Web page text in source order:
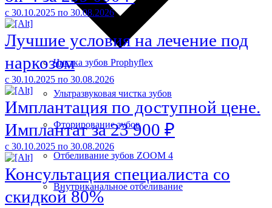
Чистка зубов Prophyflex
Ультразвуковая чистка зубов
Фторирование зубов
Отбеливание зубов ZOOM 4
Внутриканальное отбеливание
с 30.10.2025 по 30.08.2026
Лучшие условия на лечение под
наркозом
с 30.10.2025 по 30.08.2026
Имплантация по доступной цене.
Имплантат за 23 900 ₽
с 30.10.2025 по 30.08.2026
Консультация специалиста со
скидкой 80%